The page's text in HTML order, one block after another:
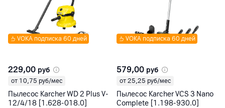
VOKA подписка 60 дней
229,00 руб
от 10,75 руб/мес
Пылесос Karcher WD 2 Plus V-
12/4/18 [1.628-018.0]
VOKA подписка 60 дней
579,00 руб
от 25,25 руб/мес
Пылесос Karcher VCS 3 Nano
Complete [1.198-930.0]